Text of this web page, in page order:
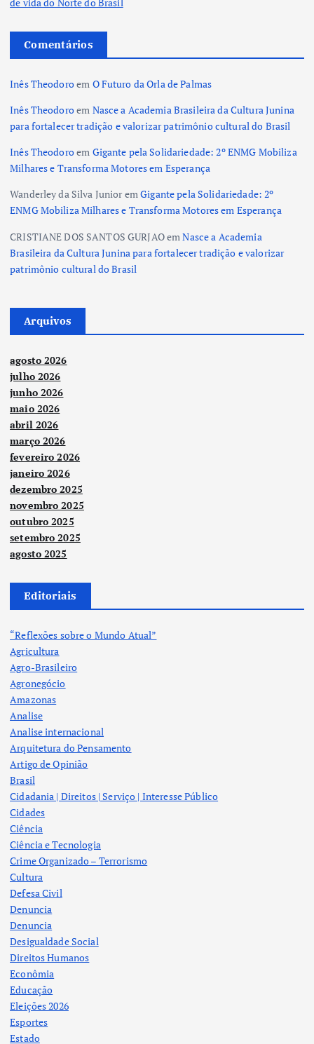
Comentários
Inês Theodoroem O Futuro da Orla de Palmas
Inês Theodoroem Nasce a Academia Brasileira da Cultura Junina
para fortalecer tradição e valorizar patrimônio cultural do Brasil
Inês Theodoroem Gigante pela Solidariedade: 2º ENMG Mobiliza
Milhares e Transforma Motores em Esperança
Wanderley da Silva JunioremGigante pela Solidariedade: 2º
ENMG Mobiliza Milhares e Transforma Motores em Esperança
CRISTIANE DOS SANTOS GURJAOemNasce a Academia
Brasileira da Cultura Junina para fortalecer tradição e valorizar
patrimônio cultural do Brasil
Arquivos
agosto 2026
julho 2026
junho 2026
maio 2026
abril 2026
março 2026
fevereiro 2026
janeiro 2026
dezembro 2025
novembro 2025
outubro 2025
setembro 2025
agosto 2025
Editoriais
“Reflexões sobre o Mundo Atual”
Agricultura
Agro-Brasileiro
Agronegócio
Amazonas
Analise
Analise internacional
Arquitetura do Pensamento
Artigo de Opinião
Brasil
Cidadania | Direitos | Serviço | Interesse Público
Cidades
Ciência
Ciência e Tecnologia
Crime Organizado – Terrorismo
Cultura
Defesa Civil
Denuncia
Denuncia
Desigualdade Social
Direitos Humanos
Econômia
Educação
Eleições 2026
Esportes
Estado